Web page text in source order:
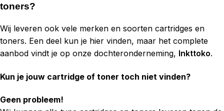
toners?
Wij leveren ook vele merken en soorten cartridges en
toners. Een deel kun je hier vinden, maar het complete
aanbod vindt je op onze dochteronderneming, Inkttoko.
Kun je jouw cartridge of toner toch niet vinden?
Geen probleem!